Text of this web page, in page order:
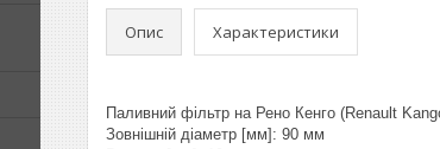
Опис Характеристики
Паливний фільтр на Рено Кенго (Renault
Зовнішній діаметр [мм]: 90 мм